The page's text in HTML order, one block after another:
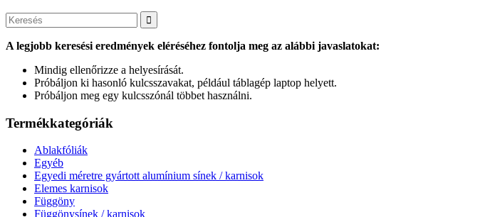
A legjobb keresési eredmények eléréséhez fontolja meg az alábbi javaslatokat:
Mindig ellenőrizze a helyesírását.
Próbáljon ki hasonló kulcsszavakat, például táblagép laptop helyett.
Próbáljon meg egy kulcsszónál többet használni.
Termékkategóriák
Ablakfóliák
Egyéb
Egyedi méretre gyártott alumínium sínek / karnisok
Elemes karnisok
Függöny
Függönysínek / karnisok